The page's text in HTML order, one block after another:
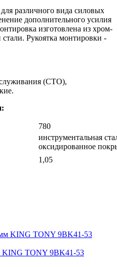
различного вида силовых
дополнительного усилия
изготовлена из хром-
Рукоятка монтировки -
(СТО),
780
инструментальная
оксидированное
1,05
KING TONY 9BK41-53